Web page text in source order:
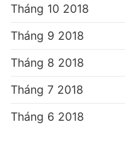
Tháng 10 2018
Tháng 9 2018
Tháng 8 2018
Tháng 7 2018
Tháng 6 2018